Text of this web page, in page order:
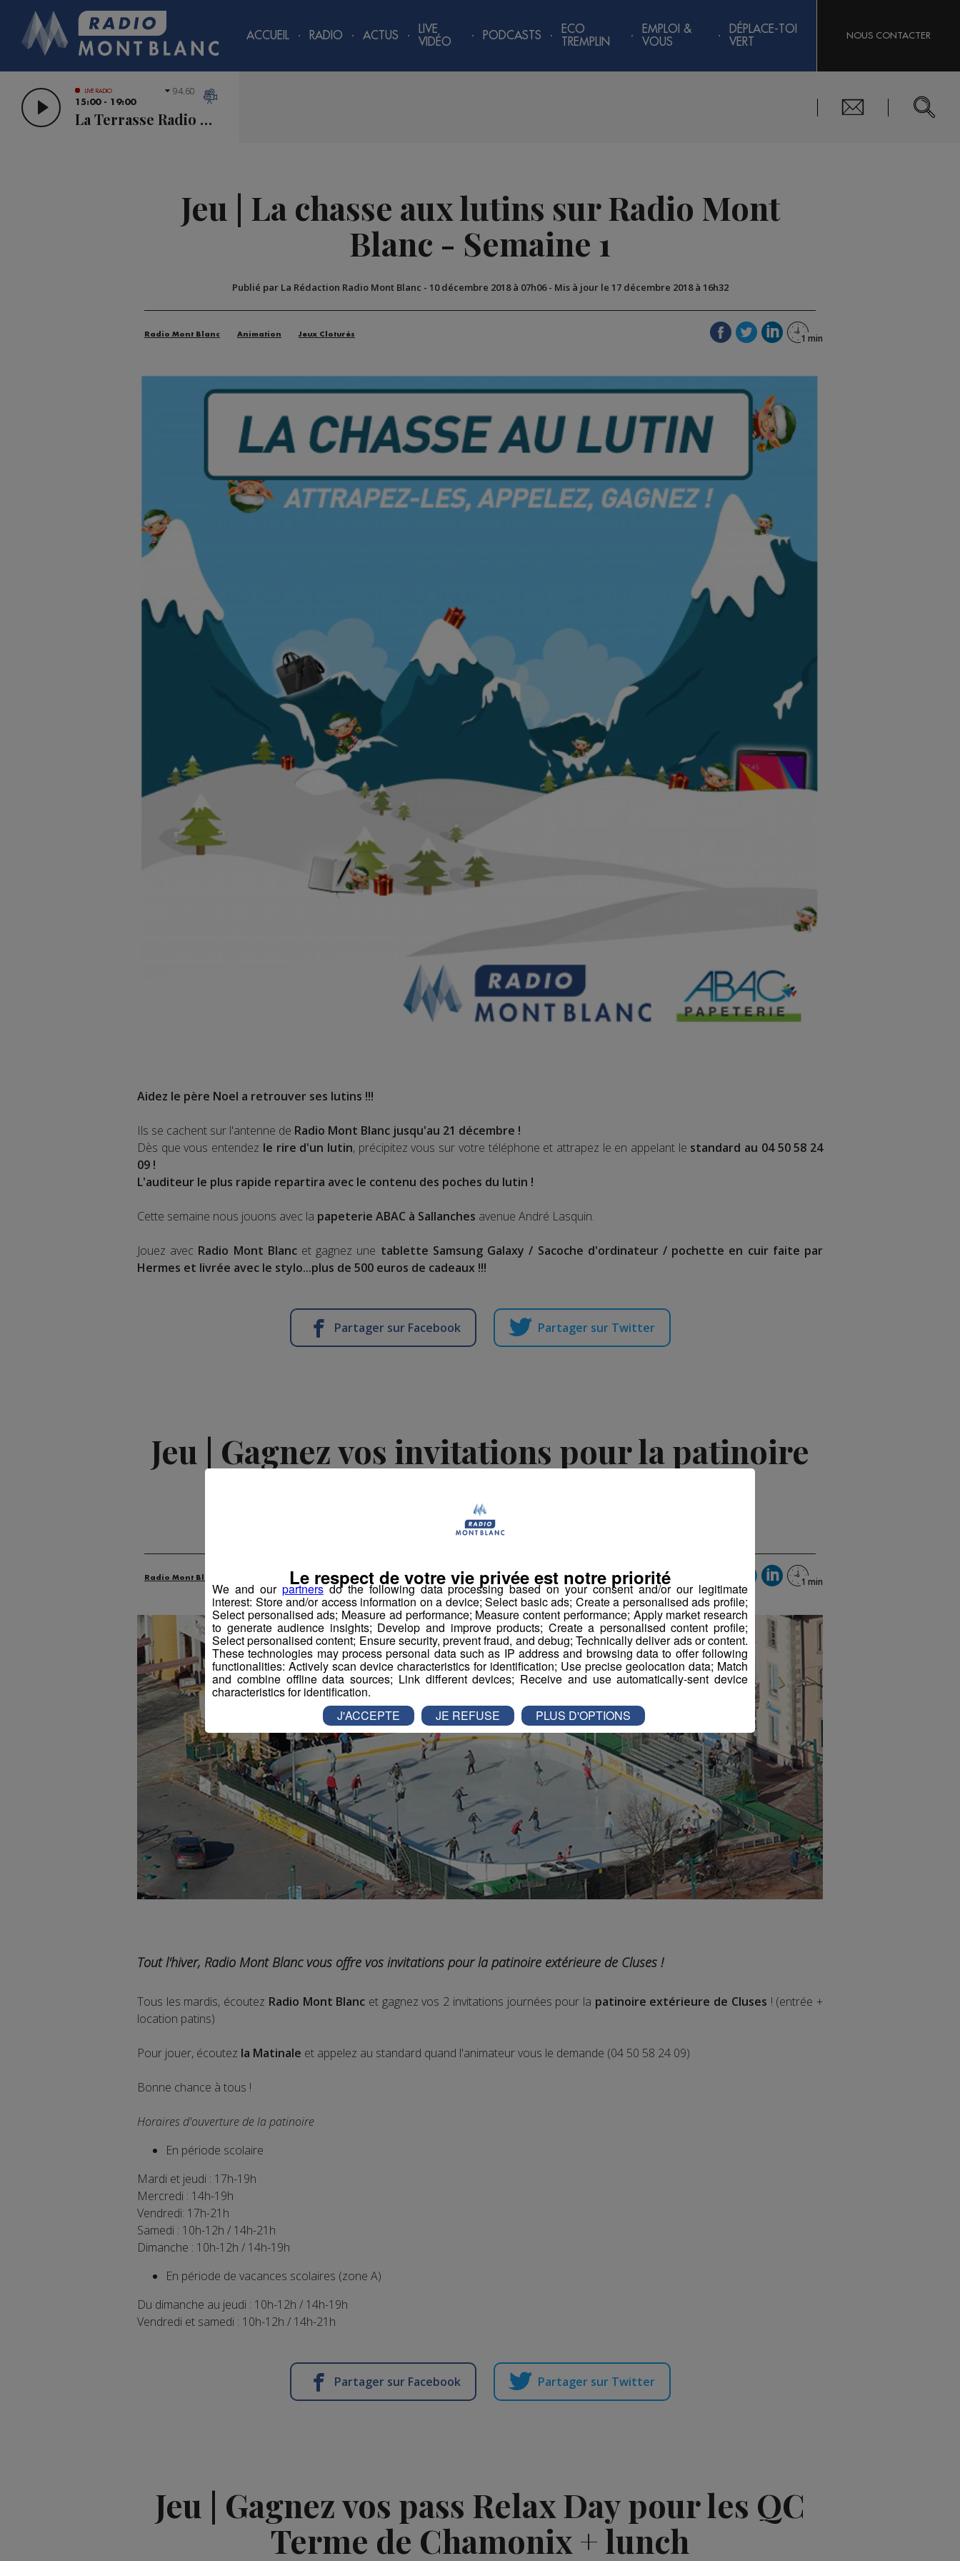
ACCUEIL RADIO ACTUS
LIVE
VIDÉO
PODCASTS
ECO
TREMPLIN
EMPLOI &
VOUS
DÉPLACE-TOI
VERT
NOUS CONTACTER
LIVE RADIO
15:00 - 19:00
La Terrasse Radio Mont Blanc
94.60
Jeu | La chasse aux lutins sur Radio Mont
Blanc - Semaine 1
Publié par La Rédaction Radio Mont Blanc - 10 décembre 2018 à 07h06- Mis à jour le 17 décembre 2018 à 16h32
Radio Mont Blanc Animation Jeux Cloturés
Aidez le père Noel a retrouver ses lutins !!!
Ils se cachent sur l'antenne de Radio Mont Blanc jusqu'au 21 décembre !
Dès que vous entendez le rire d'un lutin, précipitez vous sur votre téléphone et attrapez le en appelant le standard au 04 50 58 24
09 !
L'auditeur le plus rapide repartira avec le contenu des poches du lutin !
Cette semaine nous jouons avec la papeterie ABAC à Sallanches avenue André Lasquin.
Jouez avec Radio Mont Blancet gagnez une tablette Samsung Galaxy / Sacoche d'ordinateur / pochette en cuir faite par
Hermes et livrée avec le stylo...plus de 500 euros de cadeaux !!!
Partager sur Facebook Partager sur Twitter
Jeu | Gagnez vos invitations pour la patinoire
8 janvier 2019 à 08h38
Radio Mont Blanc Jeux Cloturés
Tout l'hiver, Radio Mont Blanc vous offre vos invitations pour la patinoire extérieure de Cluses !
Tous les mardis, écoutez Radio Mont Blanc et gagnez vos 2 invitations journées pour la patinoire extérieure de Cluses ! (entrée +
location patins)
Pour jouer, écoutez la Matinale et appelez au standard quand l'animateur vous le demande (04 50 58 24 09)
Bonne chance à tous !
Horaires d'ouverture de la patinoire
En période scolaire
Mardi et jeudi : 17h-19h
Mercredi : 14h-19h
Vendredi: 17h-21h
Samedi : 10h-12h / 14h-21h
Dimanche : 10h-12h / 14h-19h
En période de vacances scolaires (zone A)
Du dimanche au jeudi : 10h-12h / 14h-19h
Vendredi et samedi : 10h-12h / 14h-21h
Partager sur Facebook Partager sur Twitter
Jeu | Gagnez vos pass Relax Day pour les QC
Terme de Chamonix + lunch
We and our partnersdo the following data processing based on your consent and/or our legitimate
interest: Store and/or access information on a device; Select basic ads; Create a personalised ads profile;
Select personalised ads; Measure ad performance; Measure content performance; Apply market research
to generate audience insights; Develop and improve products; Create a personalised content profile;
Select personalised content; Ensure security, prevent fraud, and debug; Technically deliver ads or content.
These technologies may process personal data such as IP address and browsing data to offer following
functionalities: Actively scan device characteristics for identification; Use precise geolocation data; Match
and combine offline data sources; Link different devices; Receive and use automatically-sent device
characteristics for identification.
Le respect de votre vie privée est notre priorité
J'ACCEPTE JE REFUSE PLUS D'OPTIONS